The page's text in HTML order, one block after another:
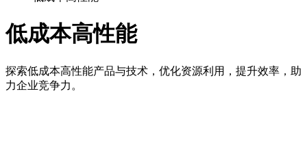
低成本高性能
探索低成本高性能产品与技术，优化资源利用，提升效率，助
力企业竞争力。